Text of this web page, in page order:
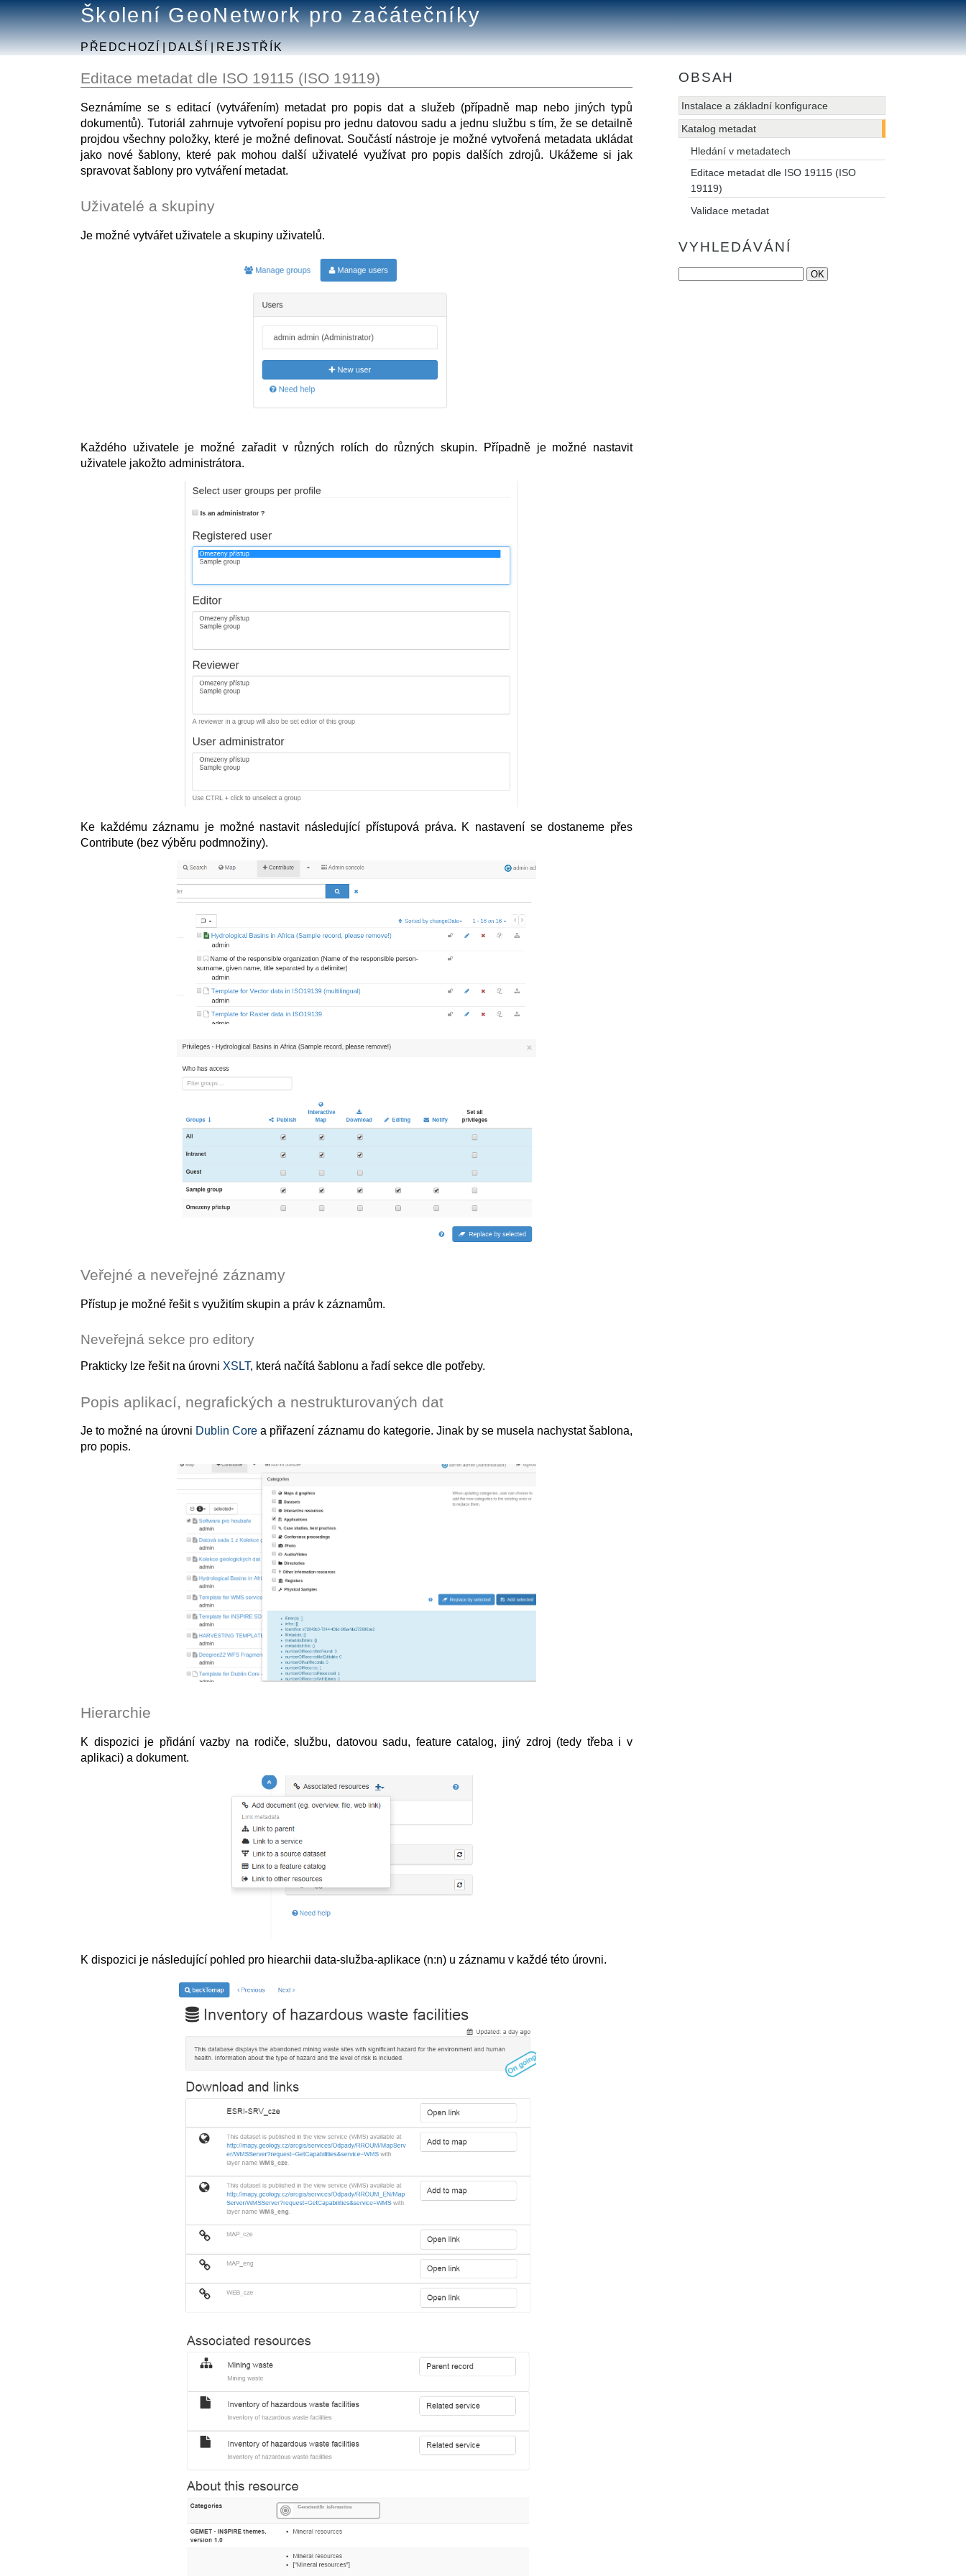
Školení GeoNetwork pro začátečníky
PŘEDCHOZÍ|DALŠÍ|REJSTŘÍK
Editace metadat dle ISO 19115 (ISO 19119)
Seznámíme se s editací (vytvářením) metadat pro popis dat a služeb (případně map nebo jiných typů
dokumentů). Tutoriál zahrnuje vytvoření popisu pro jednu datovou sadu a jednu službu s tím, že se detailně
projdou všechny položky, které je možné definovat. Součástí nástroje je možné vytvořená metadata ukládat
jako nové šablony, které pak mohou další uživatelé využívat pro popis dalších zdrojů. Ukážeme si jak
spravovat šablony pro vytváření metadat.
Uživatelé a skupiny
Je možné vytvářet uživatele a skupiny uživatelů.
Každého uživatele je možné zařadit v různých rolích do různých skupin. Případně je možné nastavit
uživatele jakožto administrátora.
Ke každému záznamu je možné nastavit následující přístupová práva. K nastavení se dostaneme přes
Contribute (bez výběru podmnožiny).
Veřejné a neveřejné záznamy
Přístup je možné řešit s využitím skupin a práv k záznamům.
Neveřejná sekce pro editory
Prakticky lze řešit na úrovni XSLT, která načítá šablonu a řadí sekce dle potřeby.
Popis aplikací, negrafických a nestrukturovaných dat
Je to možné na úrovni Dublin Core a přiřazení záznamu do kategorie. Jinak by se musela nachystat šablona,
pro popis.
Hierarchie
K dispozici je přidání vazby na rodiče, službu, datovou sadu, feature catalog, jiný zdroj (tedy třeba i v
aplikaci) a dokument.
K dispozici je následující pohled pro hiearchii data-služba-aplikace (n:n) u záznamu v každé této úrovni.
OBSAH
Instalace a základní konfigurace
Katalog metadat
Hledání v metadatech
Editace metadat dle ISO 19115 (ISO
19119)
Validace metadat
VYHLEDÁVÁNÍ